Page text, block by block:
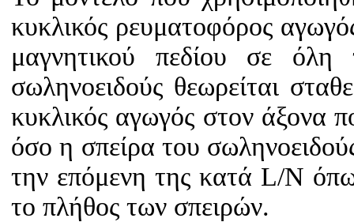
κυκλικός ρευματοφόρος
μαγνητικού πεδίου σε
σωληνοειδούς θεωρείται
κυκλικός αγωγός στον άξονα
όσο η σπείρα του
την επόμενη της κατά L/N
το πλήθος των σπειρών.